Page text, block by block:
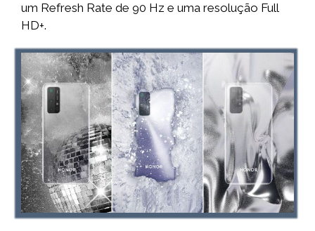
um Refresh Rate de 90 Hz e uma resolução Full
HD+.